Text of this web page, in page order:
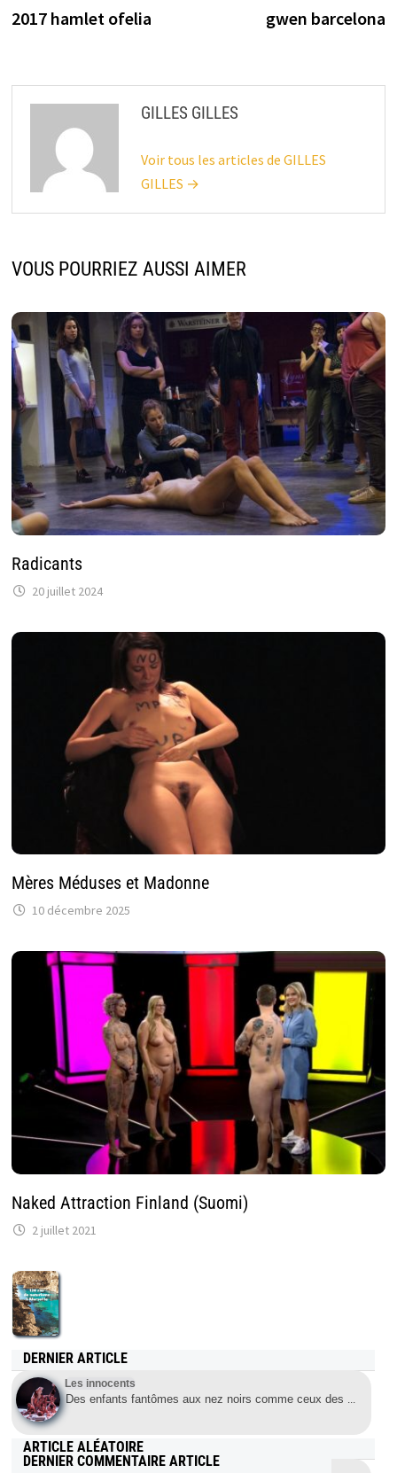
de
2017 hamlet ofelia gwen barcelona
GILLES GILLES
Voir tous les articles de GILLES
GILLES →
VOUS POURRIEZ AUSSI AIMER
Radicants
20 juillet 2024
Mères Méduses et Madonne
10 décembre 2025
Naked Attraction Finland (Suomi)
2 juillet 2021
DERNIER ARTICLE
Les innocents
Des enfants fantômes aux nez noirs comme ceux des
ARTICLE ALÉATOIRE
DERNIER COMMENTAIRE ARTICLE